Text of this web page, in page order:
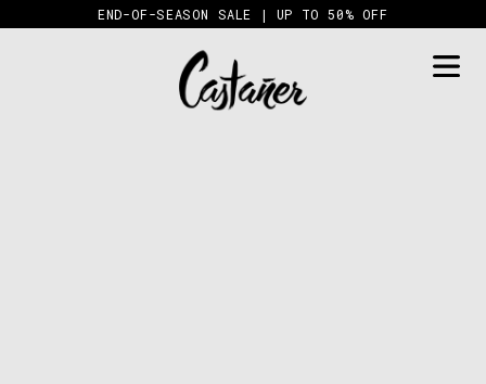
to
END-OF-SEASON SALE | UP TO 50% OFF